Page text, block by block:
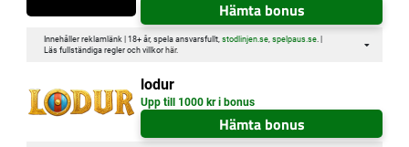
Hämta bonus
Innehåller reklamlänk | 18+ år, spela ansvarsfullt, stodlinjen.se, spelpaus.se. |
Läs fullständiga regler och villkor här.
lodur
Upp till 1000 kr i bonus
Hämta bonus